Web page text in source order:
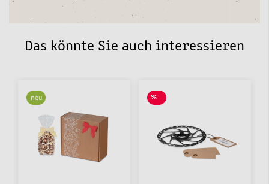
Das könnte Sie auch interessieren
neu
%